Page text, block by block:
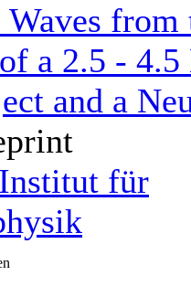
from
a 2.5 -
and a
für